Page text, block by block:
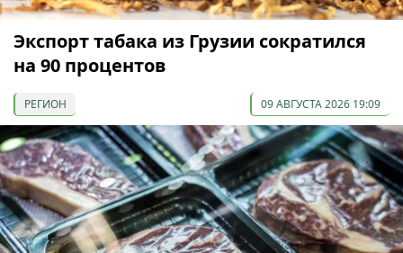
Экспорт табака из Грузии сократился
на 90 процентов
РЕГИОН 09 АВГУСТА 2026 19:09